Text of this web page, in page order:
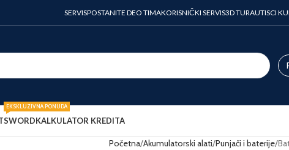
SERVISPOSTANITE DEO TIMAKORISNIČKI SERVIS3D TURAUTISCI
SWORD
EKSKLUZIVNA PONUDA
KALKULATOR KREDITA
Početna Akumulatorski alati Punjači i baterije